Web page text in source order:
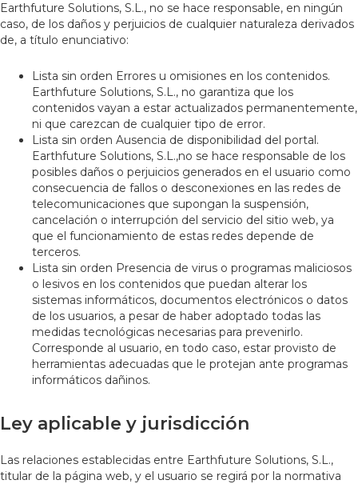
Earthfuture Solutions, S.L., no se hace responsable, en ningún
caso, de los daños y perjuicios de cualquier naturaleza derivados
de, a título enunciativo:
Lista sin orden Errores u omisiones en los contenidos.
Earthfuture Solutions, S.L., no garantiza que los
contenidos vayan a estar actualizados permanentemente,
ni que carezcan de cualquier tipo de error.
Lista sin orden Ausencia de disponibilidad del portal.
Earthfuture Solutions, S.L.,no se hace responsable de los
posibles daños o perjuicios generados en el usuario como
consecuencia de fallos o desconexiones en las redes de
telecomunicaciones que supongan la suspensión,
cancelación o interrupción del servicio del sitio web, ya
que el funcionamiento de estas redes depende de
terceros.
Lista sin orden Presencia de virus o programas maliciosos
o lesivos en los contenidos que puedan alterar los
sistemas informáticos, documentos electrónicos o datos
de los usuarios, a pesar de haber adoptado todas las
medidas tecnológicas necesarias para prevenirlo.
Corresponde al usuario, en todo caso, estar provisto de
herramientas adecuadas que le protejan ante programas
informáticos dañinos.
Ley aplicable y jurisdicción
Las relaciones establecidas entre Earthfuture Solutions, S.L.,
titular de la página web, y el usuario se regirá por la normativa